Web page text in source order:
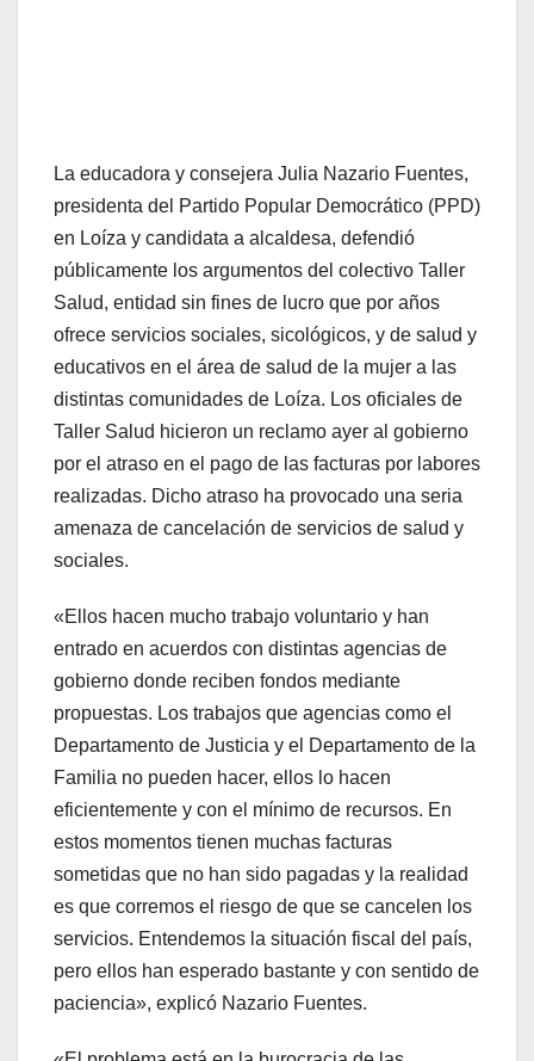
La educadora y consejera Julia Nazario Fuentes,
presidenta del Partido Popular Democrático (PPD)
en Loíza y candidata a alcaldesa, defendió
públicamente los argumentos del colectivo Taller
Salud, entidad sin fines de lucro que por años
ofrece servicios sociales, sicológicos, y de salud y
educativos en el área de salud de la mujer a las
distintas comunidades de Loíza. Los oficiales de
Taller Salud hicieron un reclamo ayer al gobierno
por el atraso en el pago de las facturas por labores
realizadas. Dicho atraso ha provocado una seria
amenaza de cancelación de servicios de salud y
sociales.
«Ellos hacen mucho trabajo voluntario y han
entrado en acuerdos con distintas agencias de
gobierno donde reciben fondos mediante
propuestas. Los trabajos que agencias como el
Departamento de Justicia y el Departamento de la
Familia no pueden hacer, ellos lo hacen
eficientemente y con el mínimo de recursos. En
estos momentos tienen muchas facturas
sometidas que no han sido pagadas y la realidad
es que corremos el riesgo de que se cancelen los
servicios. Entendemos la situación fiscal del país,
pero ellos han esperado bastante y con sentido de
paciencia», explicó Nazario Fuentes.